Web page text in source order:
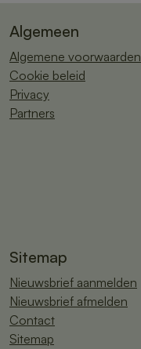
Algemeen
Algemene voorwaarden
Cookie beleid
Privacy
Partners
Sitemap
Nieuwsbrief aanmelden
Nieuwsbrief afmelden
Contact
Sitemap